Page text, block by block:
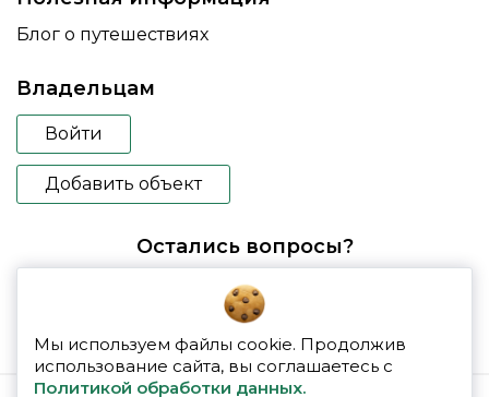
Блог о путешествиях
Владельцам
Войти
Добавить объект
Остались вопросы?
booking@glampspace.ru
Мы используем файлы cookie. Продолжив
использование сайта, вы соглашаетесь с
Политикой обработки данных.